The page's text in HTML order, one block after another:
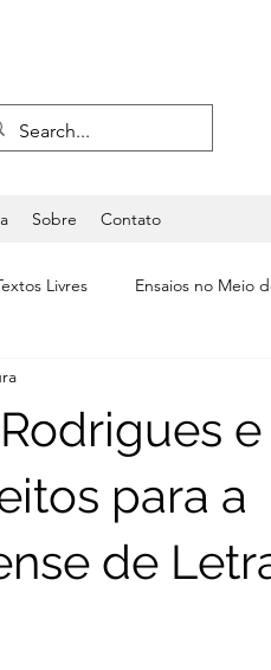
Sobre Contato
Livres Ensaios no Meio
para a
de